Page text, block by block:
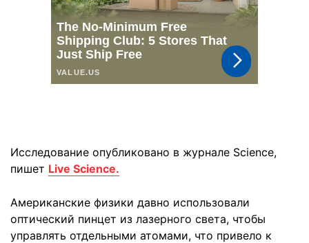
Исследование опубликовано в журнале Science,
пишет Live Science.
Американские физики давно использовали
оптический пинцет из лазерного света, чтобы
управлять отдельными атомами, что привело к